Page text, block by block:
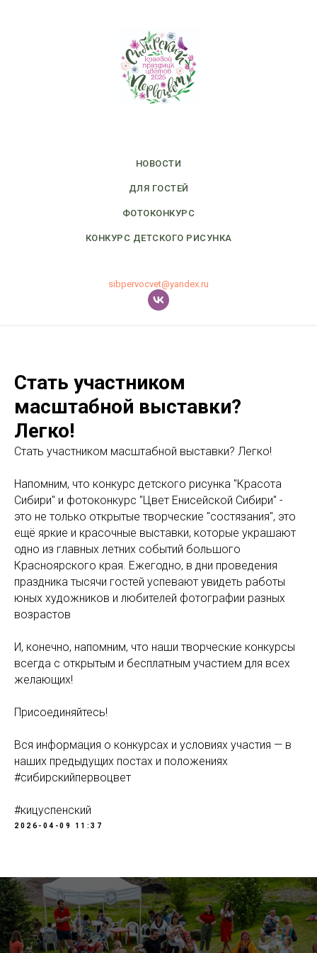
НОВОСТИ
ДЛЯ ГОСТЕЙ
ФОТОКОНКУРС
КОНКУРС ДЕТСКОГО РИСУНКА
sibpervocvet@yandex.ru
Стать участником
масштабной выставки?
Легко!
Стать участником масштабной выставки? Легко!
Напомним, что конкурс детского рисунка "Красота
Сибири" и фотоконкурс "Цвет Енисейской Сибири" -
это не только открытые творческие "состязания", это
ещё яркие и красочные выставки, которые украшают
одно из главных летних событий большого
Красноярского края. Ежегодно, в дни проведения
праздника тысячи гостей успевают увидеть работы
юных художников и любителей фотографии разных
возрастов
И, конечно, напомним, что наши творческие конкурсы
всегда с открытым и бесплатным участием для всех
желающих!
Присоединяйтесь!
Вся информация о конкурсах и условиях участия — в
наших предыдущих постах и положениях
#сибирскийпервоцвет
#кицуспенский
2026-04-09 11:37